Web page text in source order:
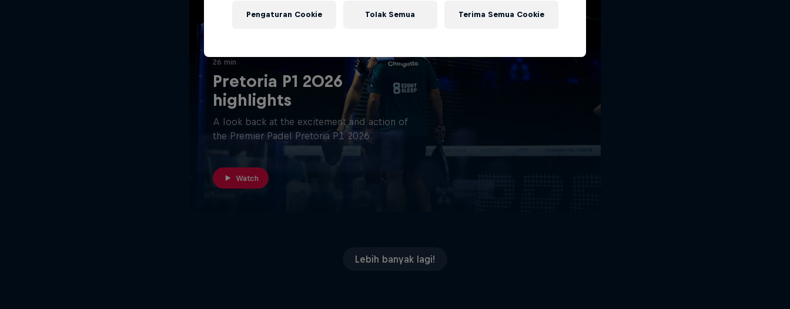
26 min
Pretoria P1 2026
highlights
A look back at the excitement and action of
the Premier Padel Pretoria P1 2026.
Watch
Lebih banyak lagi!
Pengaturan Cookie Tolak Semua Terima Semua Cookie